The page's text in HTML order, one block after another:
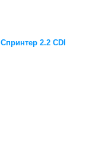
2.2 CDI